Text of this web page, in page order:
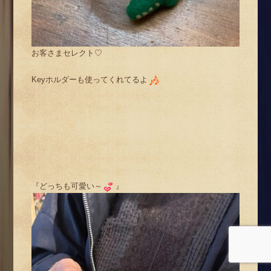
お客さまセレクト♡
Keyホルダーも使ってくれてるよ
『どっちも可愛い～ 』